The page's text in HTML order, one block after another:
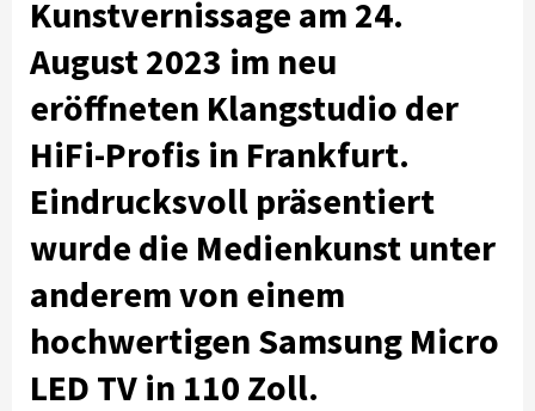
Kunstvernissage am 24.
August 2023 im neu
eröffneten Klangstudio der
HiFi-Profis in Frankfurt.
Eindrucksvoll präsentiert
wurde die Medienkunst unter
anderem von einem
hochwertigen Samsung Micro
LED TV in 110 Zoll.